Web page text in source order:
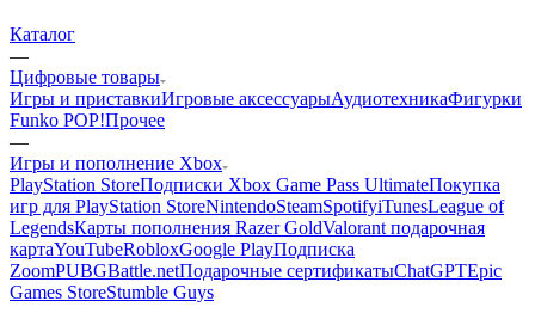
Каталог
—
Цифровые товары
Игры и приставкиИгровые аксессуарыАудиотехникаФигурки
Funko POP!Прочее
—
Игры и пополнение Xbox
PlayStation StoreПодписки Xbox Game Pass UltimateПокупка
игр для PlayStation StoreNintendoSteamSpotifyiTunesLeague of
LegendsКарты пополнения Razer GoldValorant подарочная
картаYouTubeRobloxGoogle PlayПодписка
ZoomPUBGBattle.netПодарочные сертификатыChatGPTEpic
Games StoreStumble Guys